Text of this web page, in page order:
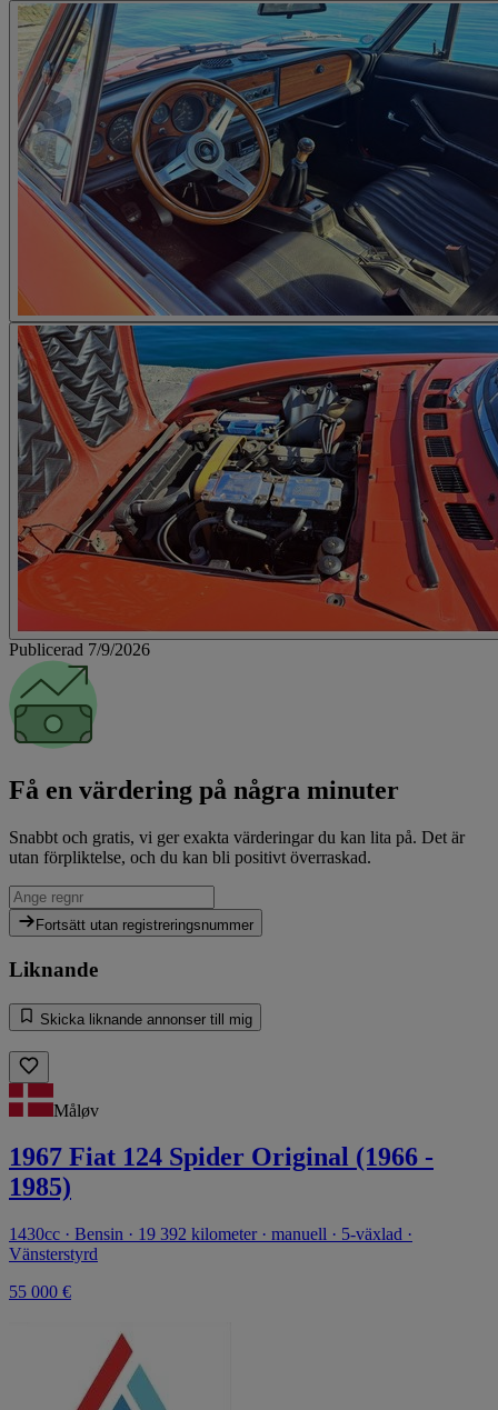
Publicerad 7/9/2026
Få en värdering på några minuter
Snabbt och gratis, vi ger exakta värderingar du kan lita på. Det är
utan förpliktelse, och du kan bli positivt överraskad.
Fortsätt utan registreringsnummer
Liknande
Skicka liknande annonser till mig
Måløv
1967 Fiat 124 Spider Original (1966 -
1985)
1430cc · Bensin · 19 392 kilometer · manuell · 5-växlad ·
Vänsterstyrd
55 000 €